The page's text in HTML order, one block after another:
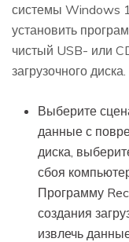
системы Windows
установить
чистый USB- или
загрузочного диска.
Выберите
данные с
диска,
сбоя
Программу
создания
извлечь